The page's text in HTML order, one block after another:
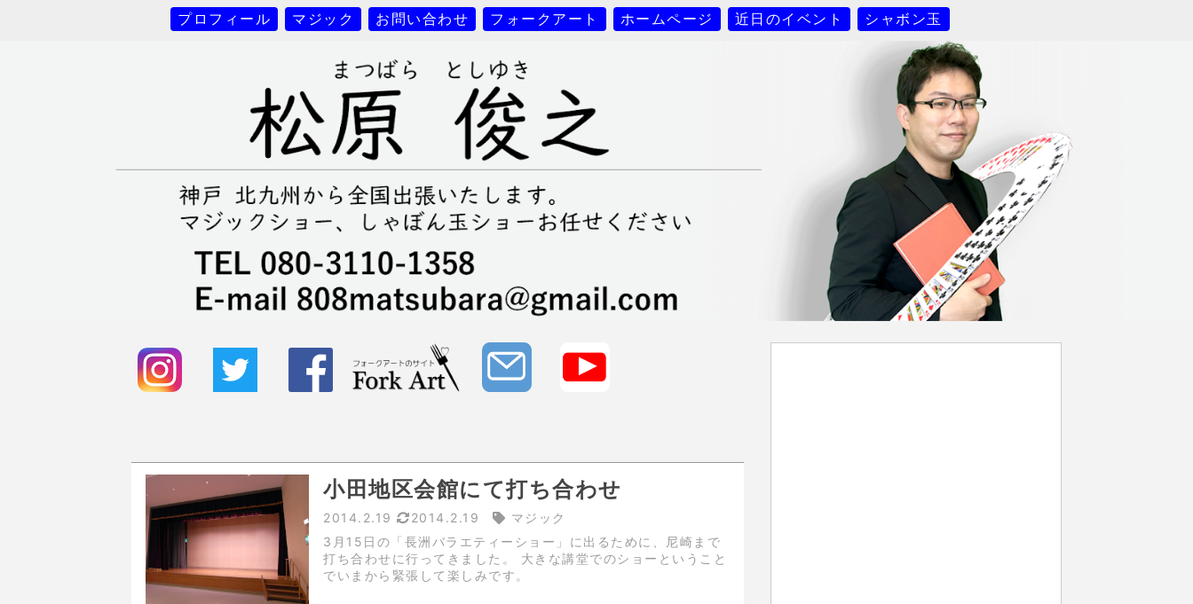
プロフィール マジック お問い合わせ フォークアート ホームページ 近日のイベント シャボン玉
小田地区会館にて打ち合わせ
2014.2.19 2014.2.19
マジック
3月15日の「長洲バラエティーショー」に出るために、尼崎まで
打ち合わせに行ってきました。 大きな講堂でのショーということ
でいまから緊張して楽しみです。